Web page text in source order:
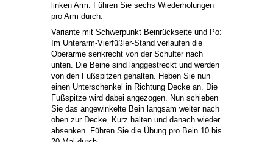
linken Arm. Führen Sie sechs Wiederholungen
pro Arm durch.
Variante mit Schwerpunkt Beinrückseite und Po:
Im Unterarm-Vierfüßler-Stand verlaufen die
Oberarme senkrecht von der Schulter nach
unten. Die Beine sind langgestreckt und werden
von den Fußspitzen gehalten. Heben Sie nun
einen Unterschenkel in Richtung Decke an. Die
Fußspitze wird dabei angezogen. Nun schieben
Sie das angewinkelte Bein langsam weiter nach
oben zur Decke. Kurz halten und danach wieder
absenken. Führen Sie die Übung pro Bein 10 bis